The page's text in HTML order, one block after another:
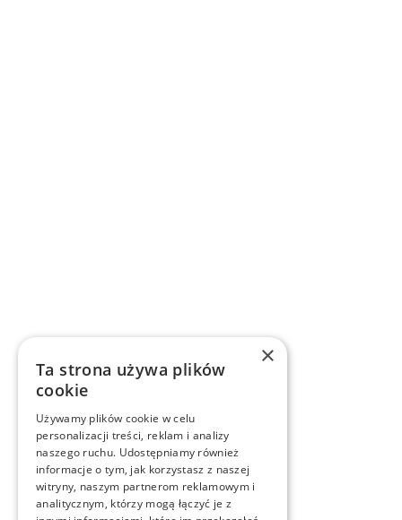
×
Ta strona używa plików
cookie
Używamy plików cookie w celu
personalizacji treści, reklam i analizy
naszego ruchu. Udostępniamy również
informacje o tym, jak korzystasz z naszej
witryny, naszym partnerom reklamowym i
analitycznym, którzy mogą łączyć je z